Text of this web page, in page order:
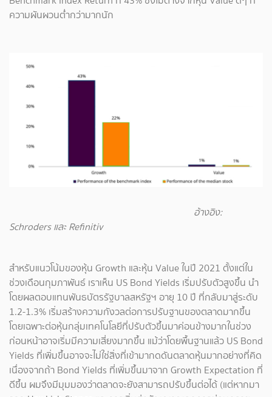
ความผันผวนต่ำกว่ามากนัก
อ้างอิง:
Schroders และ Refinitiv
สำหรับแนวโน้มของหุ้น Growth และหุ้น Value ในปี 2021 ตั้งแต่ใน
ช่วงเดือนกุมภาพันธ์ เราเห็น US Bond Yields เริ่มปรับตัวสูงขึ้น นำ
โดยผลตอบแทนพันธบัตรรัฐบาลสหรัฐฯ อายุ 10 ปี ที่กลับมาสู่ระดับ
1.2-1.3% เริ่มสร้างความกังวลต่อการปรับฐานของตลาดมากขึ้น
โดยเฉพาะต่อหุ้นกลุ่มเทคโนโลยีที่ปรับตัวขึ้นมาค่อนข้างมากในช่วง
ก่อนหน้าอาจเริ่มมีความเสี่ยงมากขึ้น แม้ว่าโดยพื้นฐานแล้ว US Bond
Yields ที่เพิ่มขึ้นอาจจะไม่ใช่สิ่งที่เข้ามากดดันตลาดหุ้นมากอย่างที่คิด
เนื่องจากถ้า Bond Yields ที่เพิ่มขึ้นมาจาก Growth Expectation ที่
ดีขึ้น ผมจึงมีมุมมองว่าตลาดจะยังสามารถปรับขึ้นต่อได้ (แต่หากมา